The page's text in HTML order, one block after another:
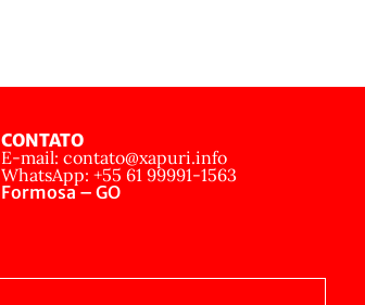
CONTATO
E-mail: contato@xapuri.info
WhatsApp: +55 61 99991-1563
Formosa – GO